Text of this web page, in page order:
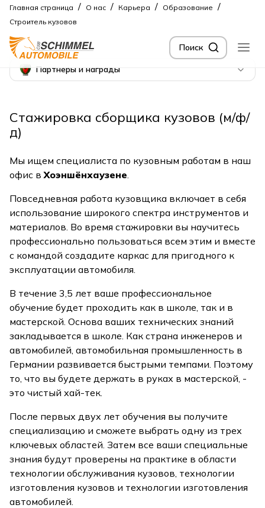
Главная страница / О нас / Карьера / Образование /
Строитель кузовов
Поиск
Партнеры и награды
Стажировка сборщика кузовов (м/ф/
д)
Мы ищем специалиста по кузовным работам в наш
офис вХоэншёнхаузене.
Повседневная работа кузовщика включает в себя
использование широкого спектра инструментов и
материалов. Во время стажировки вы научитесь
профессионально пользоваться всем этим и вместе
с командой создадите каркас для пригодного к
эксплуатации автомобиля.
В течение 3,5 лет ваше профессиональное
обучение будет проходить как в школе, так и в
мастерской. Основа ваших технических знаний
закладывается в школе. Как страна инженеров и
автомобилей, автомобильная промышленность в
Германии развивается быстрыми темпами. Поэтому
то, что вы будете держать в руках в мастерской, -
это чистый хай-тек.
После первых двух лет обучения вы получите
специализацию и сможете выбрать одну из трех
ключевых областей. Затем все ваши специальные
знания будут проверены на практике в области
технологии обслуживания кузовов, технологии
изготовления кузовов и технологии изготовления
автомобилей.